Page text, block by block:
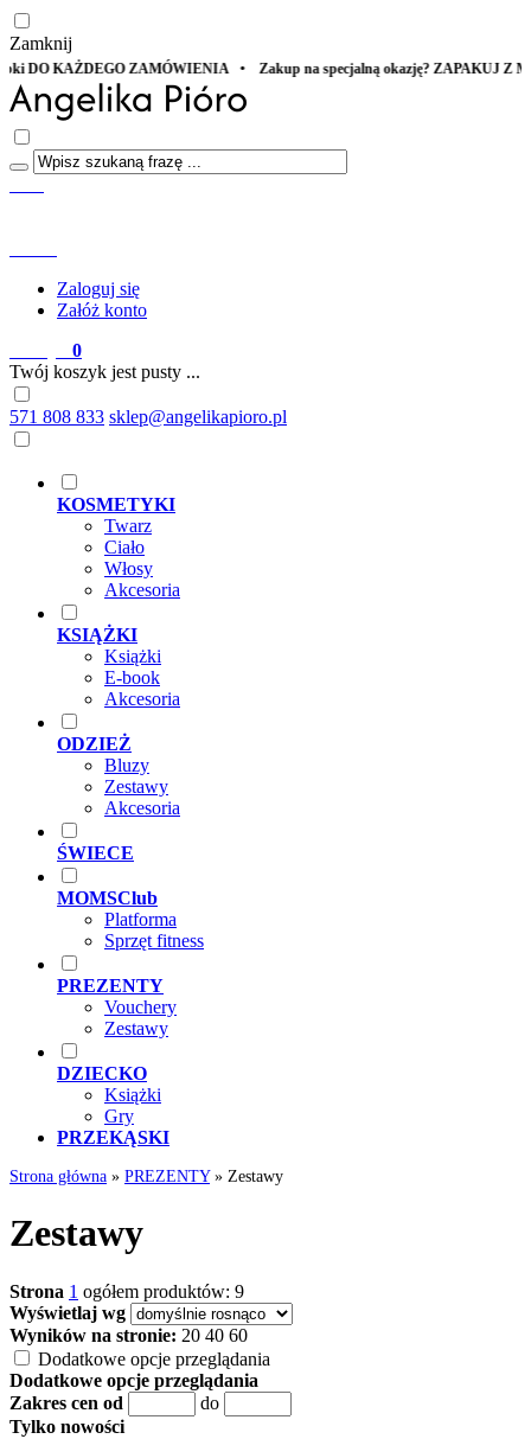
Zamknij
• Zakup na specjalną okazję? ZAPAKUJ Z MIŁOŚCIĄ
Zaloguj się
Załóż konto
0
Twój koszyk jest pusty ...
571 808 833 sklep@angelikapioro.pl
KOSMETYKI
Twarz
Ciało
Włosy
Akcesoria
KSIĄŻKI
Książki
E-book
Akcesoria
ODZIEŻ
Bluzy
Zestawy
Akcesoria
ŚWIECE
MOMSClub
Platforma
Sprzęt fitness
PREZENTY
Vouchery
Zestawy
DZIECKO
Książki
Gry
PRZEKĄSKI
Strona główna » PREZENTY» Zestawy
Zestawy
Strona 1 ogółem produktów: 9
Wyświetlaj wg
Wyników na stronie: 20 40 60
Dodatkowe opcje przeglądania
Dodatkowe opcje przeglądania
Zakres cen od
do
Tylko nowości